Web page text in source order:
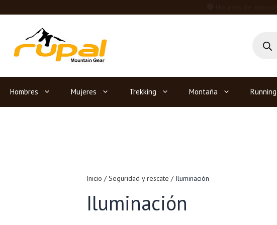
al
Hombres Mujeres Trekking Montaña Running
Inicio /Seguridad y rescate / Iluminación
Iluminación